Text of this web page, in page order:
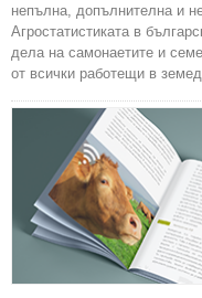
непълна, допълнителна и
Агростатистиката в
дела на самонаетите и
от всички работещи в